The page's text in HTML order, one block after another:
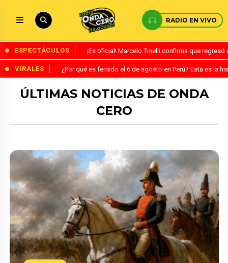
RADIO EN VIVO
ESPECTÁCULOS ¡Es oficial! Marcelo Tinelli confirma que
VIRALES ¿Por qué es feriado el 6 de agosto en Perú? Esta es la
ÚLTIMAS NOTICIAS DE ONDA
CERO